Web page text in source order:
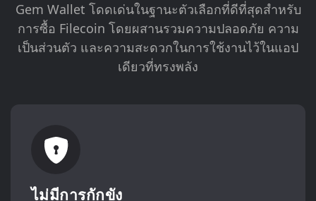
Gem Wallet โดดเด่นในฐานะตัวเลือกที่ดีที่สุดสำหรับ
การซื้อ Filecoin โดยผสานรวมความปลอดภัย ความ
เป็นส่วนตัว และความสะดวกในการใช้งานไว้ในแอป
เดียวที่ทรงพลัง
ไม่มีการกักขัง